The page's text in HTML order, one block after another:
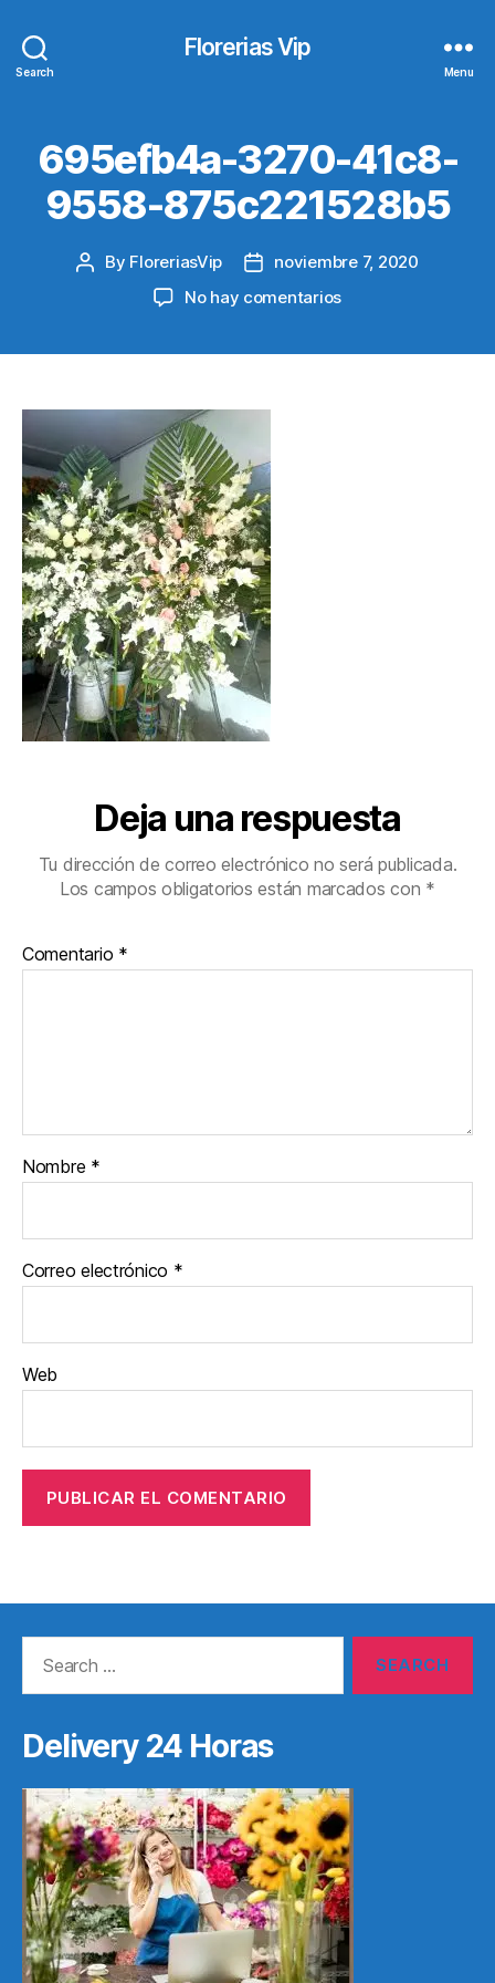
Search
Florerias Vip
Menu
695efb4a-3270-41c8-
9558-875c221528b5
Post
By FloreriasVip
Postnoviembre 7, 2020
No hay comentariosen
Deja una respuesta
Tu dirección de correo electrónico no será publicada.
Los campos obligatorios están marcados con *
Comentario *
Nombre *
Correo electrónico *
Web
Delivery 24 Horas